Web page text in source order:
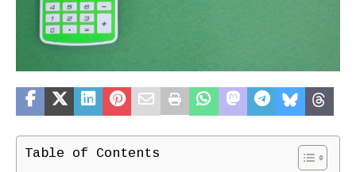
Table of Contents